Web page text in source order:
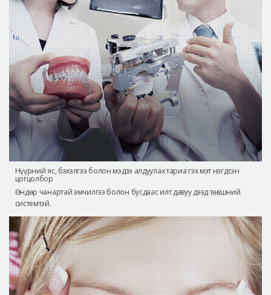
Нүүрний яс, бэхэлгээ болон мэдээ алдуулах тариа гэх мэт нэгдсэн
цогцолбор
Өндөр чанартай эмчилгээ болон бусдаас илт давуу дээд төвшний
системтэй.